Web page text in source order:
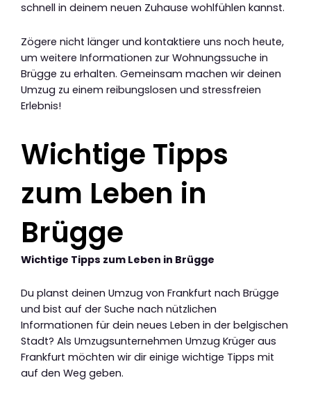
schnell in deinem neuen Zuhause wohlfühlen kannst.
Zögere nicht länger und kontaktiere uns noch heute,
um weitere Informationen zur Wohnungssuche in
Brügge zu erhalten. Gemeinsam machen wir deinen
Umzug zu einem reibungslosen und stressfreien
Erlebnis!
Wichtige Tipps
zum Leben in
Brügge
Wichtige Tipps zum Leben in Brügge
Du planst deinen Umzug von Frankfurt nach Brügge
und bist auf der Suche nach nützlichen
Informationen für dein neues Leben in der belgischen
Stadt? Als Umzugsunternehmen Umzug Krüger aus
Frankfurt möchten wir dir einige wichtige Tipps mit
auf den Weg geben.